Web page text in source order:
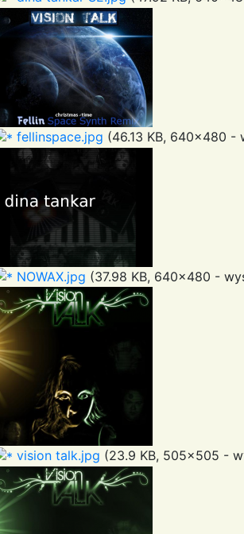
fellinspace.jpg (46.13 KB, 640x480 -
NOWAX.jpg (37.98 KB, 640x480 -
vision talk.jpg (23.9 KB, 505x505 -